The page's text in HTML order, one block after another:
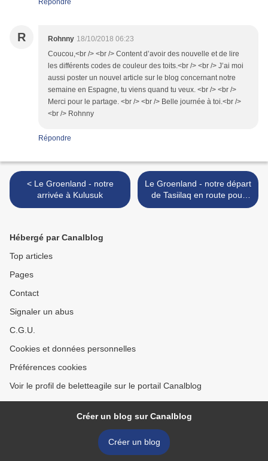
Répondre
R Rohnny 18/10/2018 06:23
Coucou,<br /> <br /> Content d’avoir des nouvelle et de lire
les différents codes de couleur des toits.<br /> <br /> J’ai moi
aussi poster un nouvel article sur le blog concernant notre
semaine en Espagne, tu viens quand tu veux. <br /> <br />
Merci pour le partage. <br /> <br /> Belle journée à toi.<br />
<br /> Rohnny
Répondre
< Le Groenland - notre
arrivée à Kulusuk
Le Groenland - notre départ
de Tasiilaq en route pour
l'aventure en itinérance et
Hébergé par Canalblog
Top articles
Pages
Contact
Signaler un abus
C.G.U.
Cookies et données personnelles
Préférences cookies
Voir le profil de beletteagile sur le portail Canalblog
Créer un blog sur Canalblog
Créer un blog